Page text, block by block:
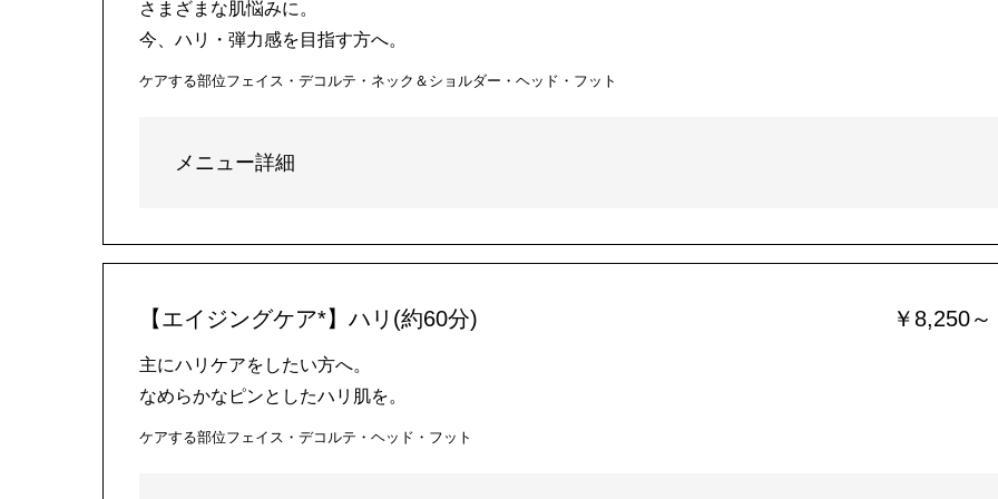
さまざまな肌悩みに。
今、ハリ・弾力感を目指す方へ。
ケアする部位フェイス・デコルテ・ネック＆ショルダー・ヘッド・フット
メニュー詳細
【エイジングケア*】ハリ(約60分) ￥8,250～
主にハリケアをしたい方へ。
なめらかなピンとしたハリ肌を。
ケアする部位フェイス・デコルテ・ヘッド・フット